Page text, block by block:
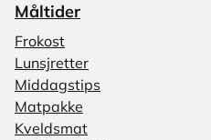
Måltider
Frokost
Lunsjretter
Middagstips
Matpakke
Kveldsmat